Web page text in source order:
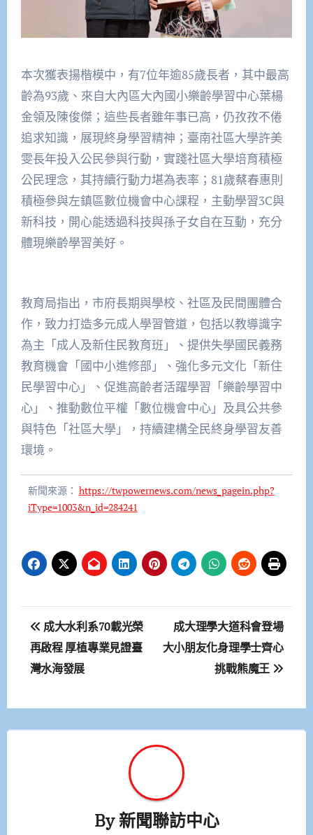
本次獲表揚楷模中，有7位年逾85歲長者，其中最高
齡為93歲、來自大內區大內國小樂齡學習中心葉楊
金領及陳俊傑；這些長者雖年事已高，仍孜孜不倦
追求知識，展現終身學習精神；臺南社區大學許美
雯長年投入公民參與行動，實踐社區大學培育積極
公民理念，其持續行動力堪為表率；81歲蔡春惠則
積極參與左鎮區數位機會中心課程，主動學習3C與
新科技，開心能透過科技與孫子女自在互動，充分
體現樂齡學習美好。
教育局指出，市府長期與學校、社區及民間團體合
作，致力打造多元成人學習管道，包括以教導識字
為主「成人及新住民教育班」、提供失學國民義務
教育機會「國中小進修部」、強化多元文化「新住
民學習中心」、促進高齡者活躍學習「樂齡學習中
心」、推動數位平權「數位機會中心」及具公共參
與特色「社區大學」，持續建構全民終身學習友善
環境。
新聞來源： https://twpowernews.com/news_pagein.php?
iType=1003&n_id=284241
文
章
導
覽
成大水利系70載光榮
再啟程 厚植專業見證臺
灣水海發展
成大理學大道科會登場
大小朋友化身理學士齊心
挑戰熊魔王
By新聞聯訪中心